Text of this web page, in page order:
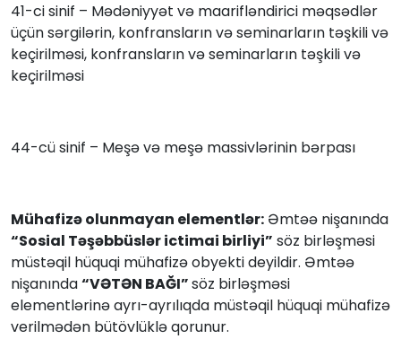
41-ci sinif – Mədəniyyət və maarifləndirici məqsədlər
üçün sərgilərin, konfransların və seminarların təşkili və
keçirilməsi, konfransların və seminarların təşkili və
keçirilməsi
44-cü sinif – Meşə və meşə massivlərinin bərpası
Mühafizə olunmayan elementlər: Əmtəə nişanında
“Sosial Təşəbbüslər ictimai birliyi” söz birləşməsi
müstəqil hüquqi mühafizə obyekti deyildir. Əmtəə
nişanında“VƏTƏN BAĞI”söz birləşməsi
elementlərinə ayrı-ayrılıqda müstəqil hüquqi mühafizə
verilmədən bütövlüklə qorunur.